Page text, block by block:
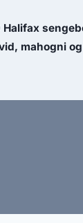
Halifax
mahogni og